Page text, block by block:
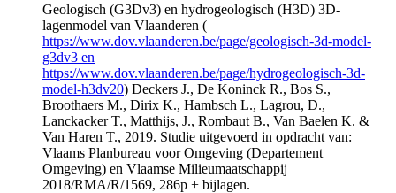
Geologisch (G3Dv3) en hydrogeologisch (H3D) 3D-
lagenmodel van Vlaanderen (
https://www.dov.vlaanderen.be/page/geologisch-3d-model-
g3dv3 en
https://www.dov.vlaanderen.be/page/hydrogeologisch-3d-
model-h3dv20) Deckers J., De Koninck R., Bos S.,
Broothaers M., Dirix K., Hambsch L., Lagrou, D.,
Lanckacker T., Matthijs, J., Rombaut B., Van Baelen K. &
Van Haren T., 2019. Studie uitgevoerd in opdracht van:
Vlaams Planbureau voor Omgeving (Departement
Omgeving) en Vlaamse Milieumaatschappij
2018/RMA/R/1569, 286p + bijlagen.